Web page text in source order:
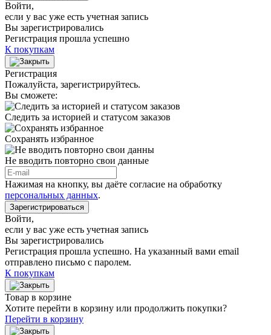
Войти,
если у вас уже есть учетная запись
Вы зарегистрировались
Регистрация прошла успешно
К покупкам
Регистрация
Пожалуйста, зарегистрируйтесь.
Вы сможете:
Следить за историей и статусом заказов
Сохранять избранное
Не вводить повторно свои данные
Нажимая на кнопку, вы даёте согласие на обработку
персональных данных.
Зарегистрироваться
Войти,
если у вас уже есть учетная запись
Вы зарегистрировались
Регистрация прошла успешно. На указанный вами email
отправлено письмо с паролем.
К покупкам
Товар в корзине
Хотите перейти в корзину или продолжить покупки?
Перейти в корзину